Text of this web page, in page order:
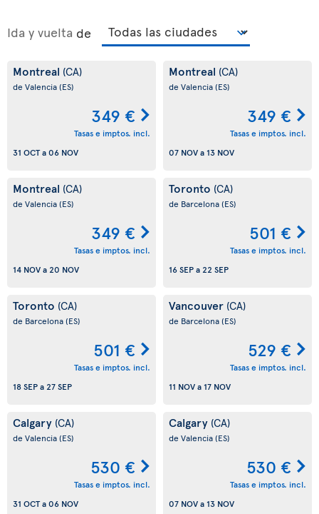
Ida y vuelta de
Montreal (CA)
de Valencia(ES)
349 €
Tasas e imptos. incl.
31 OCTa06 NOV
Montreal (CA)
de Valencia(ES)
349 €
Tasas e imptos. incl.
07 NOVa 13 NOV
Montreal (CA)
de Valencia(ES)
349 €
Tasas e imptos. incl.
14 NOVa20 NOV
Toronto (CA)
de Barcelona(ES)
501 €
Tasas e imptos. incl.
16 SEPa22 SEP
Toronto (CA)
de Barcelona(ES)
501 €
Tasas e imptos. incl.
18 SEPa27 SEP
Vancouver (CA)
de Barcelona(ES)
529 €
Tasas e imptos. incl.
11 NOVa 17 NOV
Calgary (CA)
de Valencia(ES)
530 €
Tasas e imptos. incl.
31 OCTa06 NOV
Calgary (CA)
de Valencia(ES)
530 €
Tasas e imptos. incl.
07 NOVa 13 NOV